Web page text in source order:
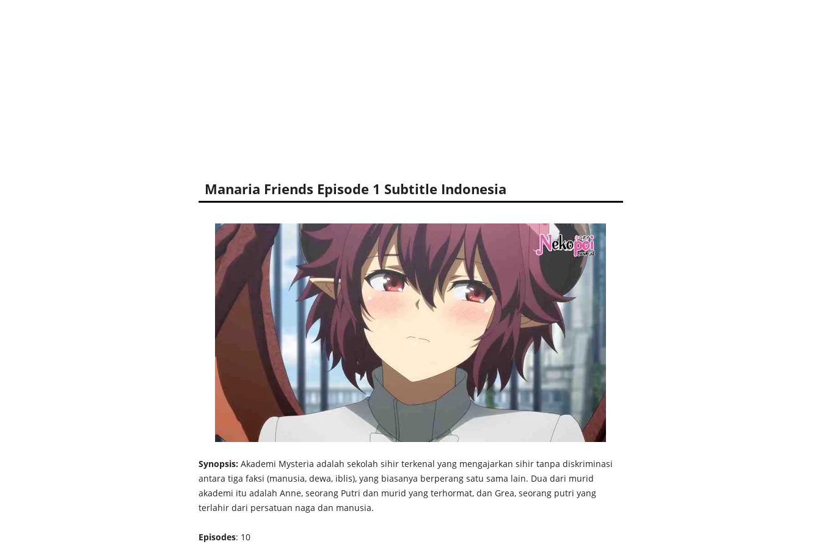
Manaria Friends Episode 1 Subtitle Indonesia
Synopsis:Akademi Mysteria adalah sekolah sihir terkenal yang mengajarkan sihir tanpa diskriminasi
antara tiga faksi (manusia, dewa, iblis), yang biasanya berperang satu sama lain. Dua dari murid
akademi itu adalah Anne, seorang Putri dan murid yang terhormat, dan Grea, seorang putri yang
terlahir dari persatuan naga dan manusia.
Episodes: 10